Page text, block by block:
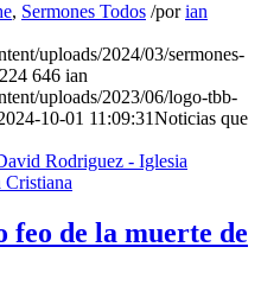
, Sermones Todos /porian
uploads/2024/03/sermones-
224 646 ian
uploads/2023/06/logo-tbb-
10-01 11:09:31Noticias que
feo de la muerte de